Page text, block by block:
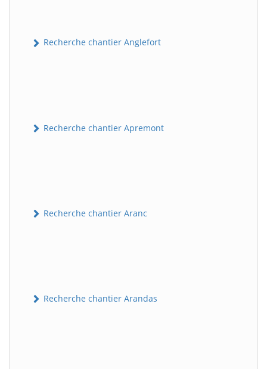
Recherche chantier Anglefort
Recherche chantier Apremont
Recherche chantier Aranc
Recherche chantier Arandas